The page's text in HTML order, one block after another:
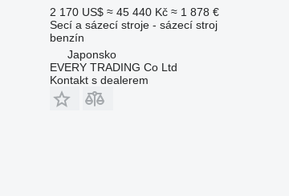
2 170 US$ ≈ 45 440 Kč ≈ 1 878 €
Secí a sázecí stroje - sázecí stroj
benzín
Japonsko
EVERY TRADING Co Ltd
Kontakt s dealerem